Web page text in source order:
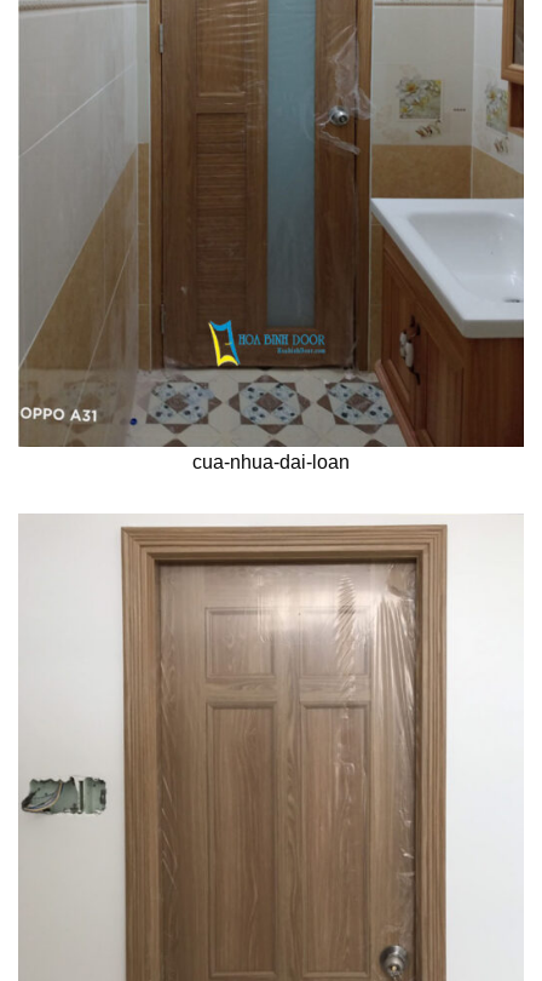
cua-nhua-dai-loan